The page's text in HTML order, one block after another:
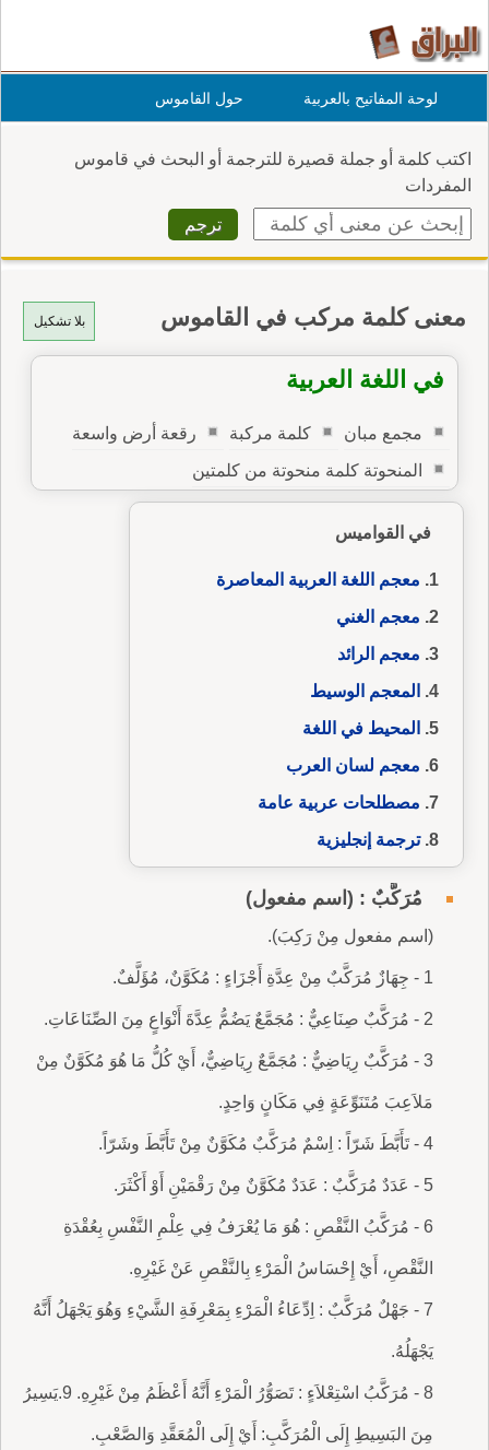
لوحة المفاتيح بالعربية حول القاموس
اكتب كلمة أو جملة قصيرة للترجمة أو البحث في قاموس
المفردات
بلا تشكيل معنى كلمة مركب في القاموس
في اللغة العربية
مجمع مبان كلمة مركبة
رقعة أرض واسعة
المنحوتة كلمة منحوتة من كلمتين
في القواميس
معجم اللغة العربية المعاصرة
معجم الغني
معجم الرائد
المعجم الوسيط
المحيط في اللغة
معجم لسان العرب
مصطلحات عربية عامة
ترجمة إنجليزية
مُرَكَّبٌ : (اسم مفعول)
(اسم مفعول مِنْ رَكِبَ).
1 - جِهَازٌ مُرَكَّبٌ مِنْ عِدَّةِ أَجْزَاءٍ : مُكَوَّنٌ، مُؤَلَّفٌ.
2 - مُرَكَّبٌ صِنَاعِيٌّ : مُجَمَّعٌ يَضُمُّ عِدَّةَ أَنْوَاعٍ مِنَ الصِّنَاعَاتِ.
3 - مُرَكَّبٌ رِيَاضِيٌّ : مُجَمَّعٌ رِيَاضِيٌّ، أَيْ كُلُّ مَا هُوَ مُكَوَّنٌ مِنْ
مَلاَعِبَ مُتَنَوِّعَةٍ فِي مَكَانٍ وَاحِدٍ.
4 - تَأَبَّطَ شَرّاً : اِسْمٌ مُرَكَّبٌ مُكَوَّنٌ مِنْ تَأَبَّطَ وشَرّاً.
5 - عَدَدٌ مُرَكَّبٌ : عَدَدٌ مُكَوَّنٌ مِنْ رَقْمَيْنِ أَوْ أَكْثَرَ.
6 - مُرَكَّبُ النَّقْصِ : هُوَ مَا يُعْرَفُ فِي عِلْمِ النَّفْسِ بِعُقْدَةِ
النَّقْصِ، أَيْ إِحْسَاسُ الْمَرْءِ بِالنَّقْصِ عَنْ غَيْرِهِ.
7 - جَهْلٌ مُرَكَّبٌ : اِدِّعَاءُ الْمَرْءِ بِمَعْرِفَةِ الشَّيْءِ وَهُوَ يَجْهَلُ أَنَّهُ
يَجْهَلُهُ.
8 - مُرَكَّبُ اسْتِعْلاَءٍ : تَصَوُّرُ الْمَرْءِ أَنَّهُ أَعْظَمُ مِنْ غَيْرِهِ. 9.يَسِيرُ
مِنَ البَسِيطِ إِلَى الْمُرَكَّبِ: أَيْ إِلَى الْمُعَقَّدِ وَالصَّعْبِ.